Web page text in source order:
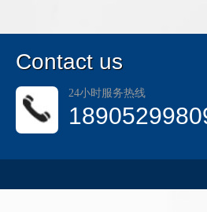
Contact us
24小时服务热线